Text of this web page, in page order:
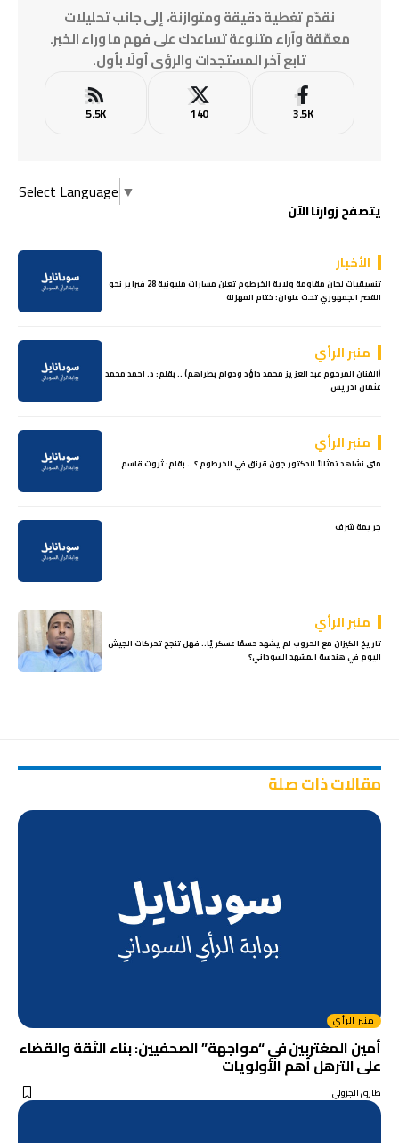
نقدّم تغطية دقيقة ومتوازنة، إلى جانب تحليلات
معمّقة وآراء متنوعة تساعدك على فهم ما وراء الخبر.
تابع آخر المستجدات والرؤى أولًا بأول.
3.5K
140
5.5K
Select Language ▼
يتصفح زوارنا الآن
الأخبار
تنسيقيات لجان مقاومة ولاية الخرطوم تعلن مسارات مليونية 28 فبراير نحو
القصر الجمهوري تحت عنوان: ختام المهزلة
منبر الرأي
(الفنان المرحوم عبد العزيز محمد داؤد ودوام بطراهم) .. بقلم: د. احمد محمد
عثمان ادريس
منبر الرأي
متى نشاهد تمثالاً للدكتور جون قرنق في الخرطوم ؟ .. بقلم: ثروت قاسم
جريمة شرف
منبر الرأي
تاريخ الكيزان مع الحروب لم يشهد حسمًا عسكريًا.. فهل تنجح تحركات الجيش
اليوم في هندسة المشهد السوداني؟
مقالات ذات صلة
منبر الرأي
أمين المغتربين في “مواجهة” الصحفيين: بناء الثقة والقضاء
على الترهل أهم الأولويات
طارق الجزولي